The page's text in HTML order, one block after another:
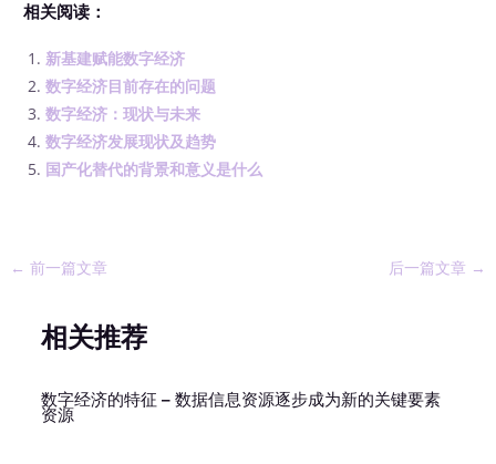
相关阅读：
新基建赋能数字经济
数字经济目前存在的问题
数字经济：现状与未来
数字经济发展现状及趋势
国产化替代的背景和意义是什么
← 前一篇文章 后一篇文章 →
相关推荐
数字经济的特征 – 数据信息资源逐步成为新的关键要素
资源